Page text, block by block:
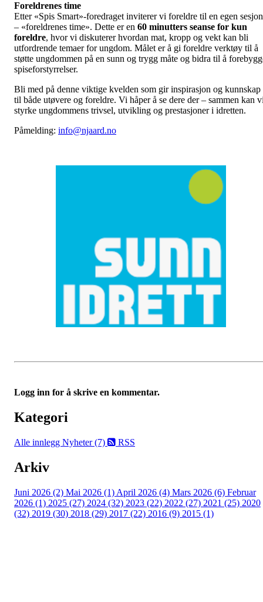
Foreldrenes time
Etter «Spis Smart»-foredraget inviterer vi foreldre til en egen sesjon
– «foreldrenes time». Dette er en 60 minutters seanse for kun
foreldre, hvor vi diskuterer hvordan mat, kropp og vekt kan bli
utfordrende temaer for ungdom. Målet er å gi foreldre verktøy til å
støtte ungdommen på en sunn og trygg måte og bidra til å
spiseforstyrrelser.
Bli med på denne viktige kvelden som gir inspirasjon og kunnskap
til både utøvere og foreldre. Vi håper å se dere der – sammen kan
styrke ungdommens trivsel, utvikling og prestasjoner i idretten.
Påmelding: info@njaard.no
Logg inn for å skrive en kommentar.
Kategori
Alle innlegg Nyheter (7) RSS
Arkiv
Juni 2026 (2) Mai 2026 (1) April 2026 (4) Mars 2026 (6) Februar
2026 (1) 2025 (27) 2024 (32) 2023 (22) 2022 (27) 2021 (25) 2020
(32) 2019 (30) 2018 (29) 2017 (22) 2016 (9) 2015 (1)